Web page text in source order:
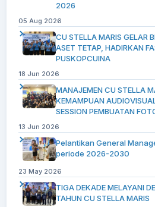
2026
05 Aug 2026
CU STELLA MARIS GELAR
ASET TETAP, HADIRKAN
PUSKOPCUINA
18 Jun 2026
MANAJEMEN CU STELLA
KEMAMPUAN
SESSION PEMBUATAN
13 Jun 2026
Pelantikan General
periode 2026-2030
23 May 2026
TIGA DEKADE MELAYANI
TAHUN CU STELLA MARIS